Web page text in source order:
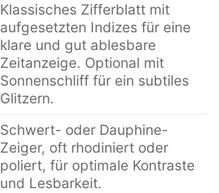
Klassisches Zifferblatt mit
aufgesetzten Indizes für eine
klare und gut ablesbare
Zeitanzeige. Optional mit
Sonnenschliff für ein subtiles
Glitzern.
Schwert- oder Dauphine-
Zeiger, oft rhodiniert oder
poliert, für optimale Kontraste
und Lesbarkeit.